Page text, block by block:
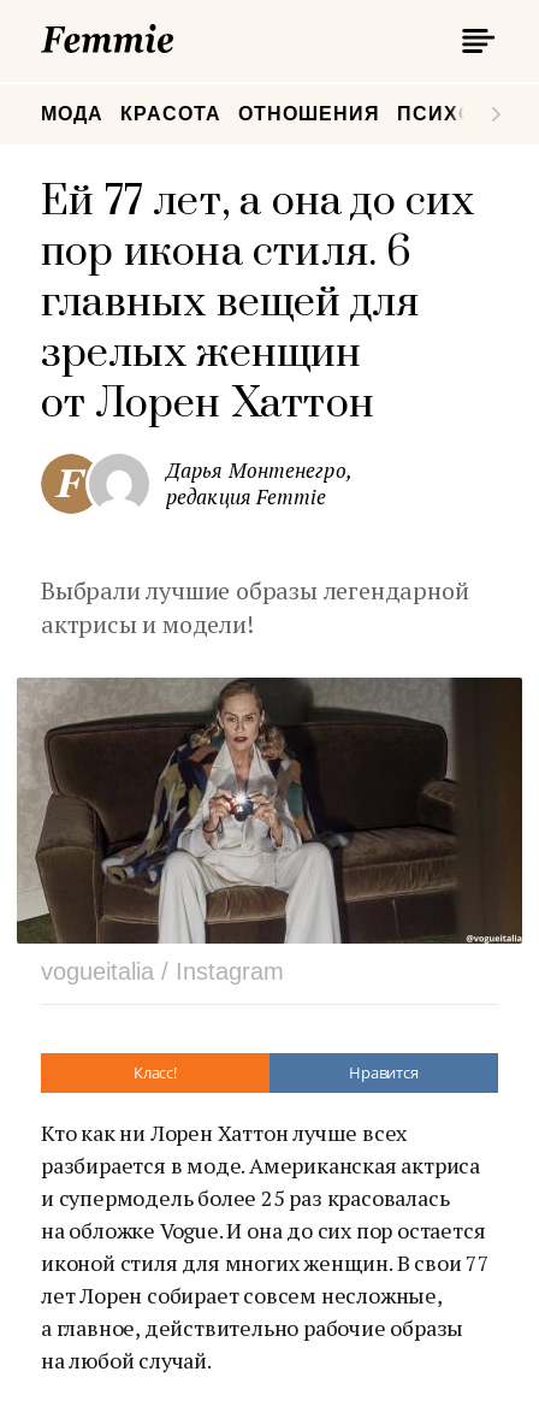
МОДА КРАСОТА ОТНОШЕНИЯ
Ей 77 лет, а она до сих
пор икона стиля. 6
главных вещей для
зрелых женщин
от Лорен Хаттон
Дарья Монтенегро,
редакция Femmie
Выбрали лучшие образы легендарной
актрисы и модели!
vogueitalia / Instagram
Класс! Нравится
Кто как ни Лорен Хаттон лучше всех
разбирается в моде. Американская актриса
и супермодель более 25 раз красовалась
на обложке Vogue. И она до сих пор остается
иконой стиля для многих женщин. В свои 77
лет Лорен собирает совсем несложные,
а главное, действительно рабочие образы
на любой случай.